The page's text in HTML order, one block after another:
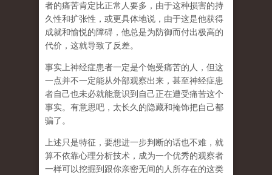
者的痛苦肯定比正常人要多，由于这种损害的持
久性和扩张性，或更具体地说，由于这是他获得
成就和愉悦的障碍，他总是为防御而付出极高的
代价，这就导致了反差。
事实上神经症患者一定是个饱受痛苦的人，但这
一点并不一定能从外部观察出来，甚至神经症患
者自己也未必就能意识到自己正在遭受痛苦这个
事实。有意思吧，太长久的隐藏和掩饰把自己都
骗了。
上述只是特征，要想进一步判断的话也不难，就
算不依靠心理分析技术，成为一个优秀的观察者
一样可以挖掘到跟你亲密无间的人所存在的这类